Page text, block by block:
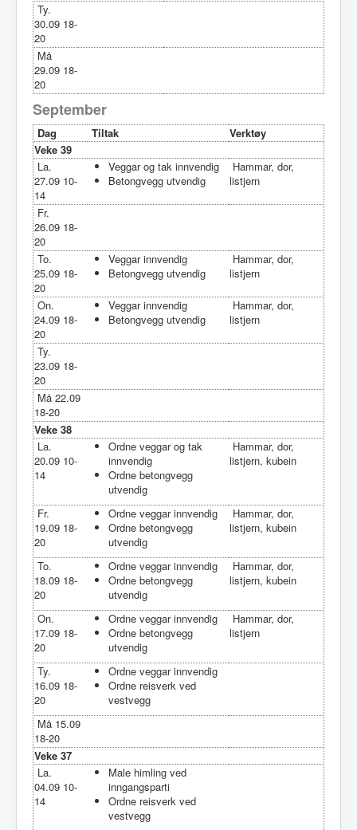
Ty.
30.09 18-
20
Må
29.09 18-
20
September
Dag Tiltak
Verktøy
Veke 39
La.
27.09 10-
14
Veggar og tak innvendig
Betongvegg utvendig
Hammar, dor,
listjern
Fr.
26.09 18-
20
To.
25.09 18-
20
Veggar innvendig
Betongvegg utvendig
Hammar, dor,
listjern
On.
24.09 18-
20
Veggar innvendig
Betongvegg utvendig
Hammar, dor,
listjern
Ty.
23.09 18-
20
Må 22.09
18-20
Veke 38
La.
20.09 10-
14
Ordne veggar og tak
innvendig
Ordne betongvegg
utvendig
Hammar, dor,
listjern, kubein
Fr.
19.09 18-
20
Ordne veggar innvendig
Ordne betongvegg
utvendig
Hammar, dor,
listjern, kubein
To.
18.09 18-
20
Ordne veggar innvendig
Ordne betongvegg
utvendig
Hammar, dor,
listjern, kubein
On.
17.09 18-
20
Ordne veggar innvendig
Ordne betongvegg
utvendig
Hammar, dor,
listjern
Ty.
16.09 18-
20
Ordne veggar innvendig
Ordne reisverk ved
vestvegg
Må 15.09
18-20
Veke 37
La.
04.09 10-
14
Male himling ved
inngangsparti
Ordne reisverk ved
vestvegg